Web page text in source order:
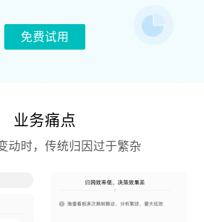
免费试用
业务痛点
动时，传统归因过于繁杂